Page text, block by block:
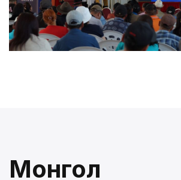
Монгол